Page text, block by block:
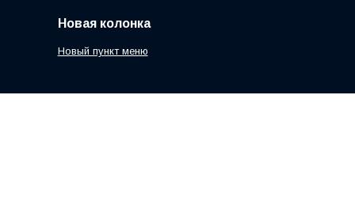
Новая колонка
Новый пункт меню